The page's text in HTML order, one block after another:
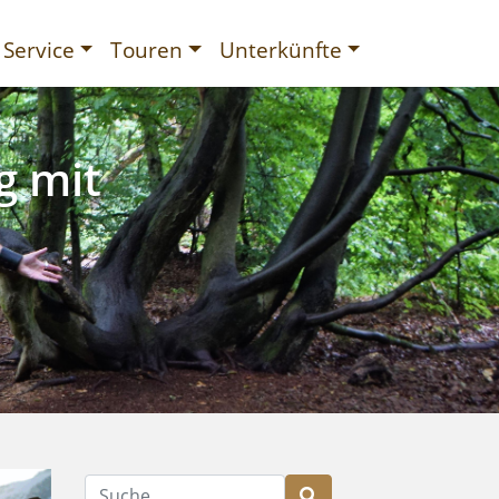
Service Touren Unterkünfte
mit
Suche